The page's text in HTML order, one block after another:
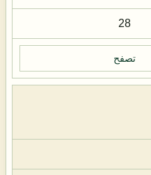
28
تصفح